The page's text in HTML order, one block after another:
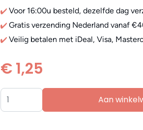
Voor 16:00u besteld, dezelfde dag
Gratis verzending Nederland vanaf
Veilig betalen met iDeal, Visa,
€ 1,25
Aan